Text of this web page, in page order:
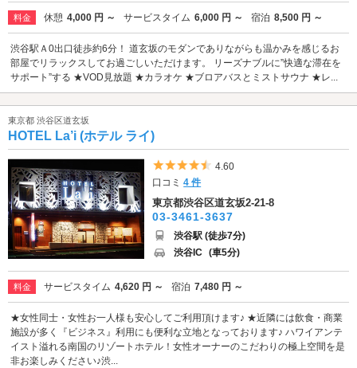
料金 休憩 4,000 円 ～ サービスタイム 6,000 円 ～ 宿泊 8,500 円 ～
渋谷駅Ａ0出口徒歩約6分！ 道玄坂のモダンでありながらも温かみを感じるお
部屋でリラックスしてお過ごしいただけます。 リーズナブルに”快適な滞在を
サポート”する ★VOD見放題 ★カラオケ ★ブロアバスとミストサウナ ★レ...
東京都 渋谷区道玄坂
HOTEL La’i (ホテル ライ)
5つ星のうち4.5
4.60
口コミ4 件
東京都渋谷区道玄坂2-21-8
03-3461-3637
渋谷駅 (徒歩7分)
渋谷IC (車5分)
料金 サービスタイム 4,620 円 ～ 宿泊 7,480 円 ～
★女性同士・女性お一人様も安心してご利用頂けます♪ ★近隣には飲食・商業
施設が多く『ビジネス』利用にも便利な立地となっております♪ ハワイアンテ
イスト溢れる南国のリゾートホテル！女性オーナーのこだわりの極上空間を是
非お楽しみください♪渋...